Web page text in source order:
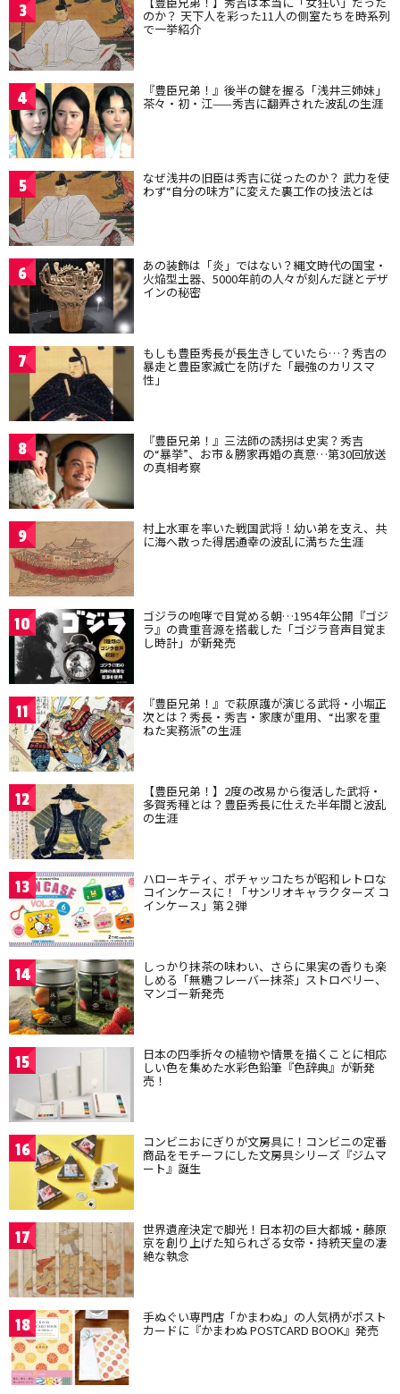
3 のか？ 天下人を彩った11人の側室たちを時系列
で一挙紹介
4 『豊臣兄弟！』後半の鍵を握る「浅井三姉妹」
茶々・初・江——秀吉に翻弄された波乱の生涯
5 なぜ浅井の旧臣は秀吉に従ったのか？ 武力を使
わず“自分の味方”に変えた裏工作の技法とは
6 あの装飾は「炎」ではない？縄文時代の国宝・
火焔型土器、5000年前の人々が刻んだ謎とデザ
インの秘密
7 もしも豊臣秀長が長生きしていたら…？秀吉の
暴走と豊臣家滅亡を防げた「最強のカリスマ
性」
8 『豊臣兄弟！』三法師の誘拐は史実？秀吉
の“暴挙”、お市＆勝家再婚の真意…第30回放送
の真相考察
9 村上水軍を率いた戦国武将！幼い弟を支え、共
に海へ散った得居通幸の波乱に満ちた生涯
10 ゴジラの咆哮で目覚める朝…1954年公開『ゴジ
ラ』の貴重音源を搭載した「ゴジラ音声目覚ま
し時計」が新発売
11 『豊臣兄弟！』で萩原護が演じる武将・小堀正
次とは？秀長・秀吉・家康が重用、“出家を重
ねた実務派”の生涯
12 【豊臣兄弟！】2度の改易から復活した武将・
多賀秀種とは？豊臣秀長に仕えた半年間と波乱
の生涯
13 ハローキティ、ポチャッコたちが昭和レトロな
コインケースに！「サンリオキャラクターズ コ
インケース」第２弾
14 しっかり抹茶の味わい、さらに果実の香りも楽
しめる「無糖フレーバー抹茶」ストロベリー、
マンゴー新発売
15 日本の四季折々の植物や情景を描くことに相応
しい色を集めた水彩色鉛筆『色辞典』が新発
売！
16 コンビニおにぎりが文房具に！コンビニの定番
商品をモチーフにした文房具シリーズ『ジムマ
ート』誕生
17 世界遺産決定で脚光！日本初の巨大都城・藤原
京を創り上げた知られざる女帝・持統天皇の凄
絶な執念
18 手ぬぐい専門店「かまわぬ」の人気柄がポスト
カードに『かまわぬ POSTCARD BOOK』発売